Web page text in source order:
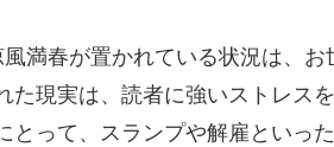
満春が置かれている状況は、
た現実は、読者に強いストレス
とって、スランプや解雇といっ